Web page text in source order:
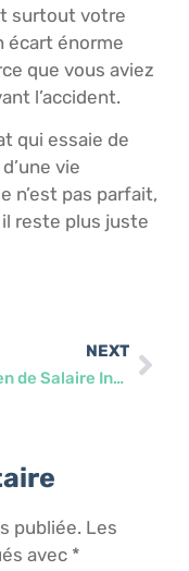
surtout votre
écart énorme
que vous aviez
l’accident.
qui essaie de
vie
n’est pas parfait,
reste plus juste
NEXT
Maintien de Salaire Intérim : Contrat 35h mais moins d’heures travaillées ? Vos droits au paiement intégral
publiée. Les
avec *